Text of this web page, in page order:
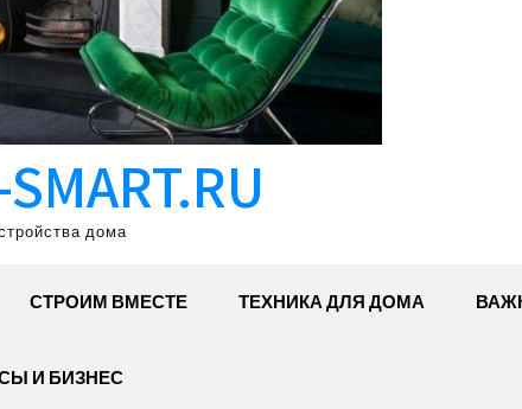
дома
СТРОИМ ВМЕСТЕ ТЕХНИКА ДЛЯ ДОМА
И БИЗНЕС